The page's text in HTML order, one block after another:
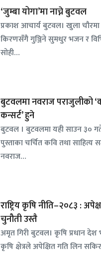
‘जुम्बा योगा’मा नाच्ने बुटवल
प्रकाश आचार्य बुटवल। खुला
किरणसँगै गुञ्जिने सुमधुर भजन र
सोही…
बुटवलमा नवराज पराजुलीको
कन्सर्ट’ हुने
बुटवल । बुटवलमा यही साउन ३०
पुस्ताका चर्चित कवि तथा साहित्य
नवराज…
राष्ट्रिय कृषि नीति–२०८३ :
चुनौती उस्तै
अमृत गिरी बुटवल। कृषि प्रधान देश
कृषि क्षेत्रले अपेक्षित गति लिन